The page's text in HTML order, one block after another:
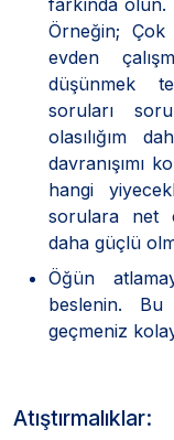
Örneğin;
evden
düşünmek
soruları
olasılığım
davranışımı
hangi
sorulara net
daha güçlü
Öğün
beslenin. Bu
geçmeniz
Atıştırmalıklar: